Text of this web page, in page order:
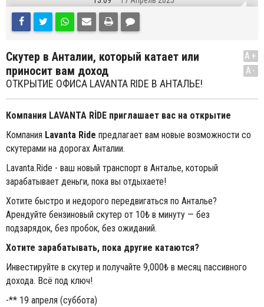
Скутер в Анталии, который катает или
приносит вам доход
ОТКРЫТИЕ ОФИСА LAVANTA RIDE В АНТАЛЬЕ!
A+
A-
Компания LAVANTA RİDE приглашает вас на открытие
Компания Lavanta Ride предлагает вам новые возможности со
скутерами на дорогах Анталии.
Lavanta.Ride - ваш новый транспорт в Анталье, который
зарабатывает деньги, пока вы отдыхаете!
Хотите быстро и недорого передвигаться по Анталье?
Арендуйте бензиновый скутер от 10₺ в минуту — без
подзарядок, без пробок, без ожиданий.
Хотите зарабатывать, пока другие катаются?
Инвестируйте в скутер и получайте 9,000₺ в месяц пассивного
дохода. Всё под ключ!
-** 19 апреля (суббота)